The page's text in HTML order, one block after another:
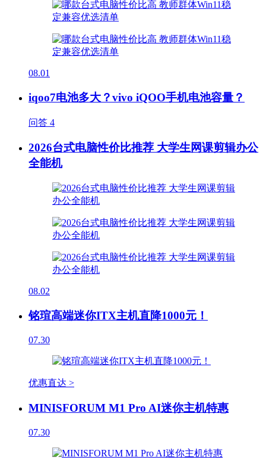
08.01
iqoo7电池多大？vivo iQOO手机电池容量？
问答 4
2026台式电脑性价比推荐 大学生网课剪辑办公
全能机
08.02
铭瑄高端迷你ITX主机直降1000元！
07.30
优惠直达 >
MINISFORUM M1 Pro AI迷你主机特惠
07.30